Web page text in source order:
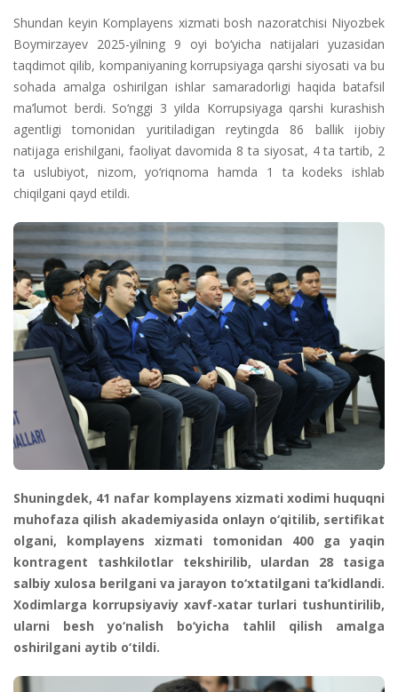
Shundan keyin Komplayens xizmati bosh nazoratchisi Niyozbek
Boymirzayev 2025-yilning 9 oyi bo‘yicha natijalari yuzasidan
taqdimot qilib, kompaniyaning korrupsiyaga qarshi siyosati va bu
sohada amalga oshirilgan ishlar samaradorligi haqida batafsil
ma’lumot berdi. So‘nggi 3 yilda Korrupsiyaga qarshi kurashish
agentligi tomonidan yuritiladigan reytingda 86 ballik ijobiy
natijaga erishilgani, faoliyat davomida 8 ta siyosat, 4 ta tartib, 2
ta uslubiyot, nizom, yo‘riqnoma hamda 1 ta kodeks ishlab
chiqilgani qayd etildi.
Shuningdek, 41 nafar komplayens xizmati xodimi huquqni
muhofaza qilish akademiyasida onlayn o‘qitilib, sertifikat
olgani, komplayens xizmati tomonidan 400 ga yaqin
kontragent tashkilotlar tekshirilib, ulardan 28 tasiga
salbiy xulosa berilgani va jarayon to‘xtatilgani ta’kidlandi.
Xodimlarga korrupsiyaviy xavf-xatar turlari tushuntirilib,
ularni besh yo‘nalish bo‘yicha tahlil qilish amalga
oshirilgani aytib o‘tildi.